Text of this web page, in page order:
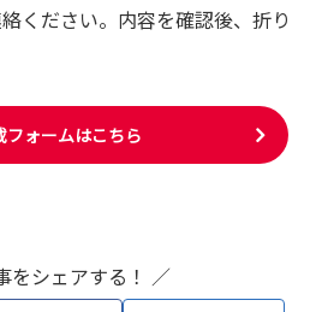
ください。内容を確認後、折り
フォームはこちら
をシェアする！ ／